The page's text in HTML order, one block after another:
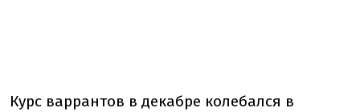
Курс варрантов в декабре колебался в